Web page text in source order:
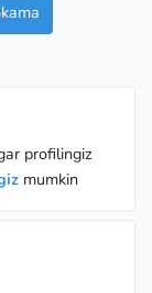
profilingiz
mumkin